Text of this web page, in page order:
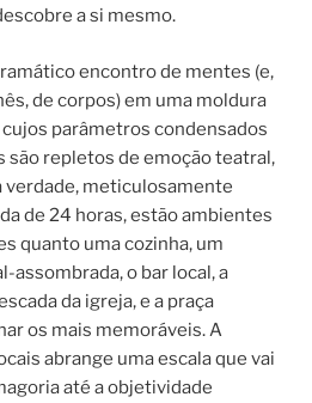
a si mesmo.
encontro de mentes (e,
de corpos) em uma moldura
parâmetros condensados
são repletos de emoção teatral,
verdade, meticulosamente
de 24 horas, estão ambientes
quanto uma cozinha, um
assombrada, o bar local, a
da igreja, e a praça
os mais memoráveis. A
abrange uma escala que vai
até a objetividade